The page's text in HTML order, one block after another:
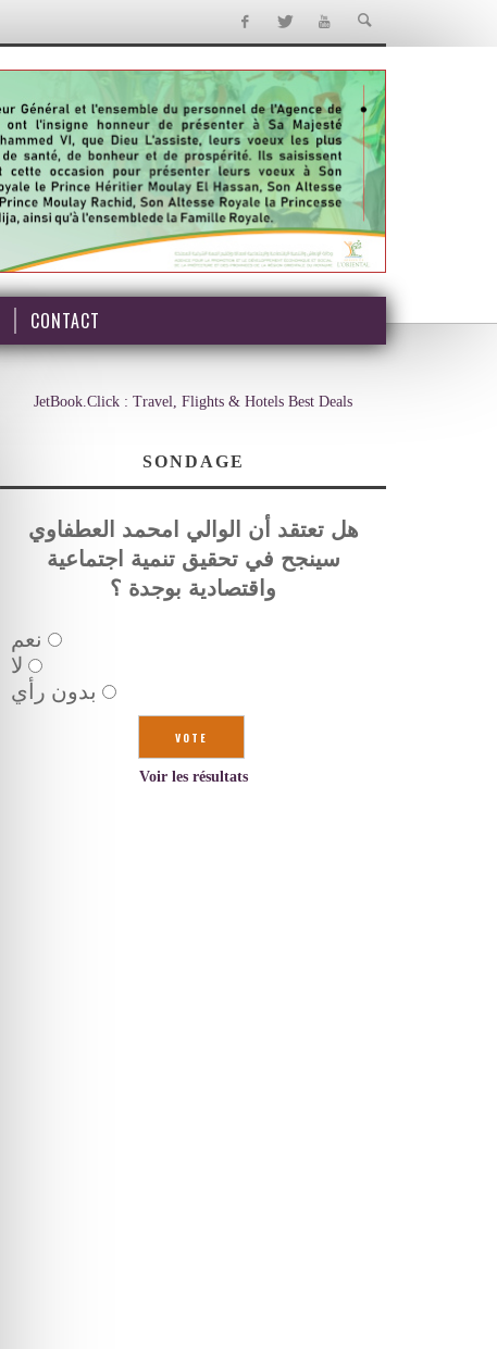
CONTACT
JetBook.Click : Travel, Flights & Hotels Best Deals
SONDAGE
هل تعتقد أن الوالي امحمد العطفاوي
سينجح في تحقيق تنمية اجتماعية
واقتصادية بوجدة ؟
نعم
لا
بدون رأي
Voir les résultats